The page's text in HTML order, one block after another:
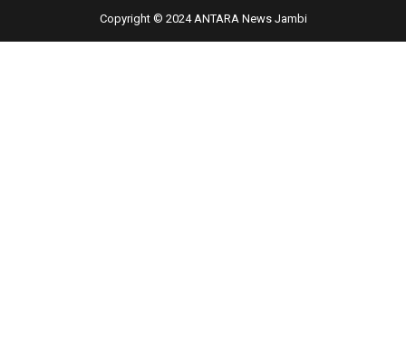
Copyright © 2024 ANTARA News Jambi